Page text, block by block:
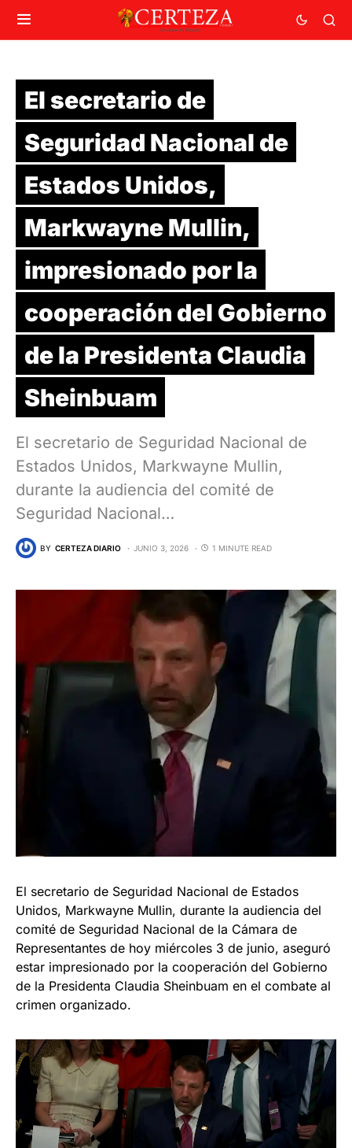
El secretario de
Seguridad Nacional de
Estados Unidos,
Markwayne Mullin,
impresionado por la
cooperación del Gobierno
de la Presidenta Claudia
Sheinbuam
El secretario de Seguridad Nacional de
Estados Unidos, Markwayne Mullin,
durante la audiencia del comité de
Seguridad Nacional…
BY CERTEZA DIARIO JUNIO 3, 2026 1 MINUTE READ
El secretario de Seguridad Nacional de Estados
Unidos, Markwayne Mullin, durante la audiencia del
comité de Seguridad Nacional de la Cámara de
Representantes de hoy miércoles 3 de junio, aseguró
estar impresionado por la cooperación del Gobierno
de la Presidenta Claudia Sheinbuam en el combate al
crimen organizado.